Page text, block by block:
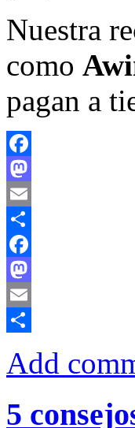
Nuestra
como
pagan a
Facebook
Mastodon
Email
Compartir
Facebook
Mastodon
Email
Add
5